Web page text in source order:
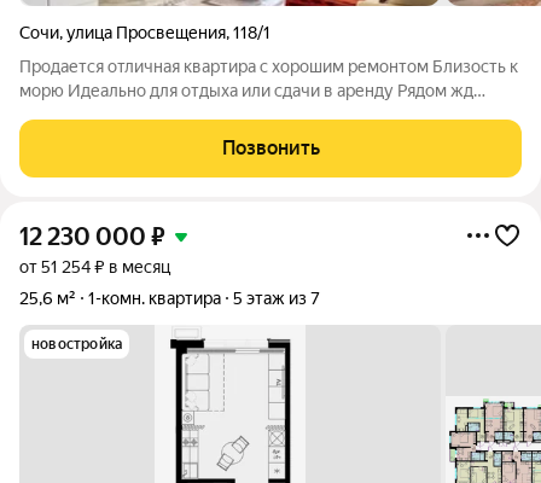
Сочи,улица Просвещения,118/1
Продается отличная квартира с хорошим ремонтом Близость к
морю Идеально для отдыха или сдачи в аренду Рядом жд
Позвонить
12 230 000 ₽
от 51 254 ₽ в месяц
25,6 м²
1-комн. квартира 5 этаж из 7
новостройка